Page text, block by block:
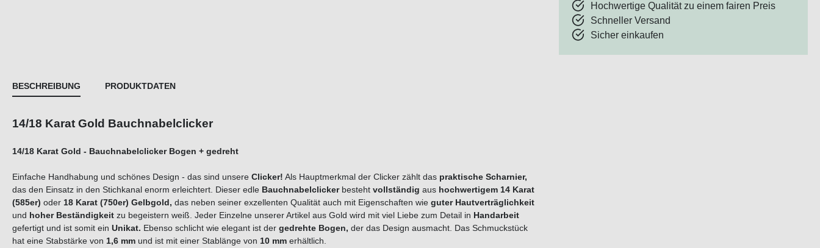
Hochwertige Qualität zu einem fairen Preis
Schneller Versand
Sicher einkaufen
BESCHREIBUNG PRODUKTDATEN
14/18 Karat Gold Bauchnabelclicker
14/18 Karat Gold - Bauchnabelclicker Bogen + gedreht
Einfache Handhabung und schönes Design - das sind unsere Clicker! Als Hauptmerkmal der Clicker zählt das praktische Scharnier,
das den Einsatz in den Stichkanal enorm erleichtert. Dieser edle Bauchnabelclickerbesteht vollständig aus hochwertigem 14 Karat
(585er) oder 18 Karat (750er) Gelbgold, das neben seiner exzellenten Qualität auch mit Eigenschaften wie guter Hautverträglichkeit
und hoher Beständigkeit zu begeistern weiß. Jeder Einzelne unserer Artikel aus Gold wird mit viel Liebe zum Detail in Handarbeit
gefertigt und ist somit ein Unikat. Ebenso schlicht wie elegant ist der gedrehte Bogen, der das Design ausmacht. Das Schmuckstück
hat eine Stabstärke von 1,6 mm und ist mit einer Stablänge von 10 mm erhältlich.